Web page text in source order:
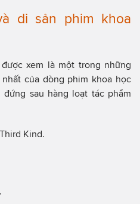
di sản phim khoa
xem là một trong những
của dòng phim khoa học
sau hàng loạt tác phẩm
Kind.